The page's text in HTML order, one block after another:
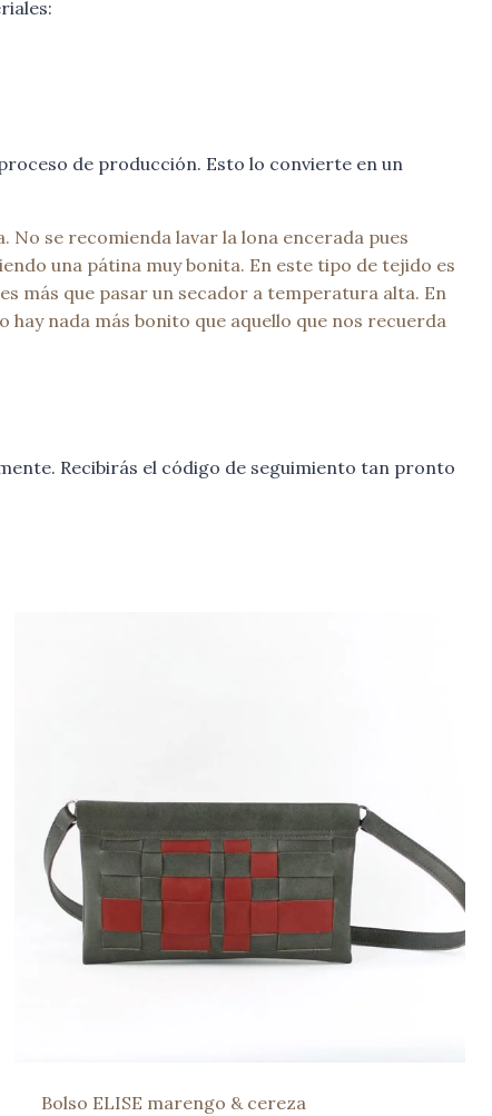
de producción. Esto lo convierte en un
se recomienda lavar la lona encerada pues
una pátina muy bonita. En este tipo de tejido es
más que pasar un secador a temperatura alta. En
nada más bonito que aquello que nos recuerda
Recibirás el código de seguimiento tan pronto
Bolso ELISE marengo & cereza